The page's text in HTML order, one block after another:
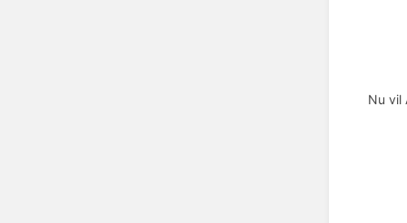
Nu vil